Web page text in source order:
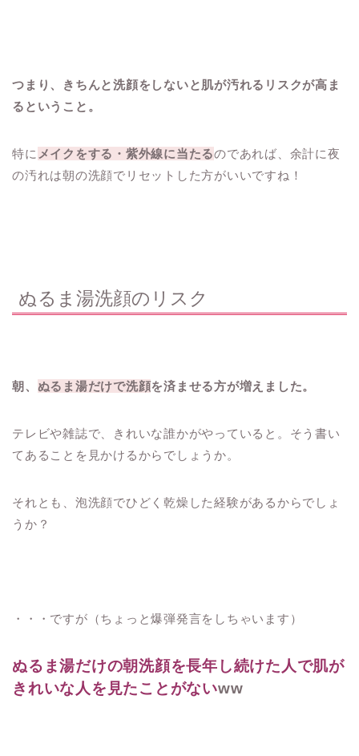
つまり、きちんと洗顔をしないと肌が汚れるリスクが高ま
るということ。
特に メイクをする・紫外線に当たるのであれば、余計に夜
の汚れは朝の洗顔でリセットした方がいいですね！
ぬるま湯洗顔のリスク
朝、 ぬるま湯だけで洗顔を済ませる方が増えました。
テレビや雑誌で、きれいな誰かがやっていると。そう書い
てあることを見かけるからでしょうか。
それとも、泡洗顔でひどく乾燥した経験があるからでしょ
うか？
・・・ですが（ちょっと爆弾発言をしちゃいます）
ぬるま湯だけの朝洗顔を長年し続けた人で肌が
きれいな人を見たことがないww